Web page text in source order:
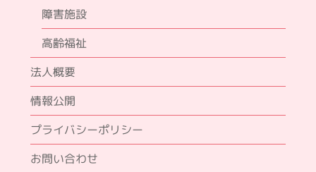
障害施設
高齢福祉
法人概要
情報公開
プライバシーポリシー
お問い合わせ